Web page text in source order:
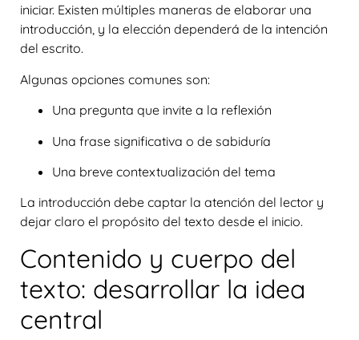
iniciar. Existen múltiples maneras de elaborar una
introducción, y la elección dependerá de la intención
del escrito.
Algunas opciones comunes son:
Una pregunta que invite a la reflexión
Una frase significativa o de sabiduría
Una breve contextualización del tema
La introducción debe captar la atención del lector y
dejar claro el propósito del texto desde el inicio.
Contenido y cuerpo del
texto: desarrollar la idea
central